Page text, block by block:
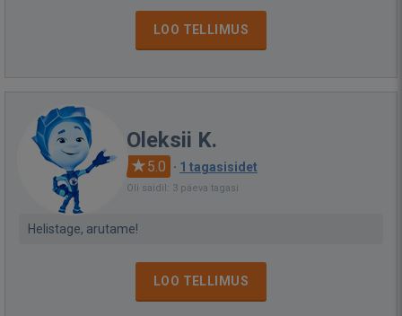
LOO TELLIMUS
Oleksii K.
5.0 · 1 tagasisidet
Oli saidil: 3 päeva tagasi
Helistage, arutame!
LOO TELLIMUS